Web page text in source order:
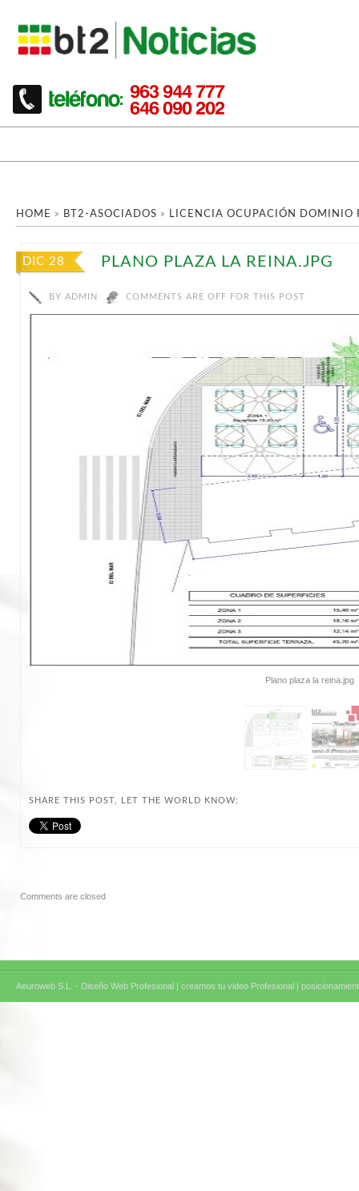
HOME » BT2-ASOCIADOS » LICENCIA OCUPACIÓN DOMINIO
DIC 28 PLANO PLAZA LA REINA.JPG
BY ADMIN COMMENTS ARE OFF FOR THIS POST
Plano plaza la reina.jpg
SHARE THIS POST, LET THE WORLD KNOW:
Comments are closed
Aeuroweb S.L. - Diseño Web Profesional | creamos tu video Profesional |